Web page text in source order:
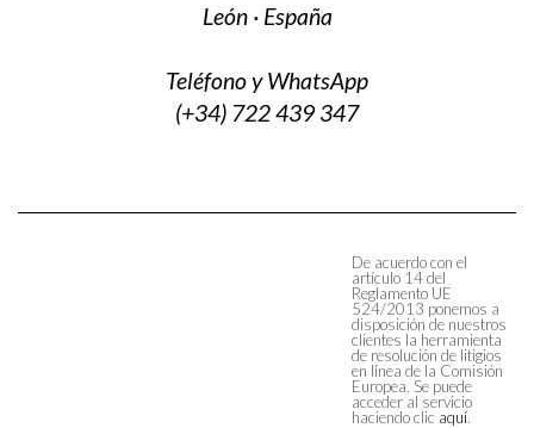
León · España
Teléfono y WhatsApp
(+34) 722 439 347
De acuerdo con el
artículo 14 del
Reglamento UE
524/2013 ponemos a
disposición de nuestros
clientes la herramienta
de resolución de litigios
en línea de la Comisión
Europea. Se puede
acceder al servicio
haciendo clic aquí.